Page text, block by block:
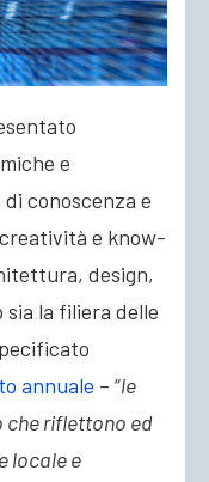
e
conoscenza e
e know-
design,
la filiera delle
annuale – “le
che riflettono ed
locale e